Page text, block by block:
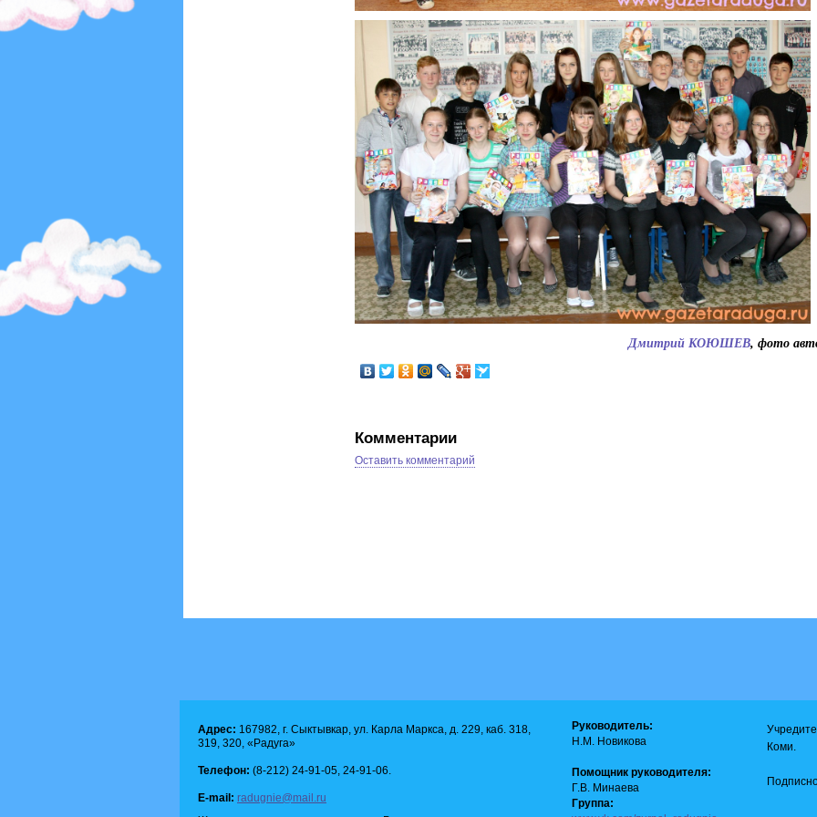
Дмитрий КОЮШЕВ, фото
Комментарии
Оставить комментарий
Адрес: 167982, г. Сыктывкар, ул. Карла Маркса, д. 229, каб. 318,
319, 320, «Радуга»
Телефон: (8-212) 24-91-05, 24-91-06.
E-mail: radugnie@mail.ru
Руководитель:
Н.М. Новикова
Помощник руководителя:
Г.В. Минаева
Группа:
Коми.